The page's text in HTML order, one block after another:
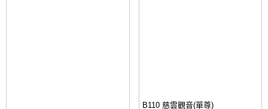
B110 慈雲觀音(單尊)